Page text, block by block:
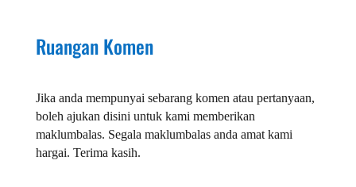
Ruangan Komen
Jika anda mempunyai sebarang komen atau pertanyaan,
boleh ajukan disini untuk kami memberikan
maklumbalas. Segala maklumbalas anda amat kami
hargai. Terima kasih.